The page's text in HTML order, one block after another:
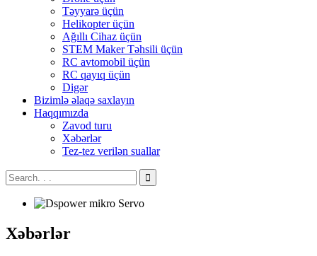
Təyyarə üçün
Helikopter üçün
Ağıllı Cihaz üçün
STEM Maker Təhsili üçün
RC avtomobil üçün
RC qayıq üçün
Digər
Bizimlə əlaqə saxlayın
Haqqımızda
Zavod turu
Xəbərlər
Tez-tez verilən suallar
Xəbərlər